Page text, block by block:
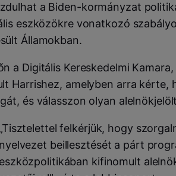
a Biden-kormányzat
eszközökre vonatkozó
Államokban.
a Digitális Kereskedelmi
Harrishez, amelyben arra kérte,
és válasszon olyan
„Tisztelettel felkérjük, hogy
nyelvezet beillesztését a párt
eszközpolitikában kifinomult